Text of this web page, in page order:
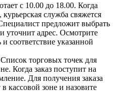
с 10.00 до 18.00. Когда
служба свяжется
предложит выбрать
уточнит адрес. Осмотрите
соответствие указанной
торговых точек для
Когда заказ поступит на
Для получения заказа
кассовой зоне и назовите